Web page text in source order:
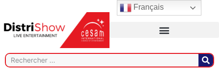
Français